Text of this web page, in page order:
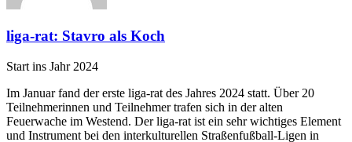
liga-rat: Stavro als Koch
Start ins Jahr 2024
Im Januar fand der erste liga-rat des Jahres 2024 statt. Über 20
Teilnehmerinnen und Teilnehmer trafen sich in der alten
Feuerwache im Westend. Der liga-rat ist ein sehr wichtiges Element
und Instrument bei den interkulturellen Straßenfußball-Ligen in